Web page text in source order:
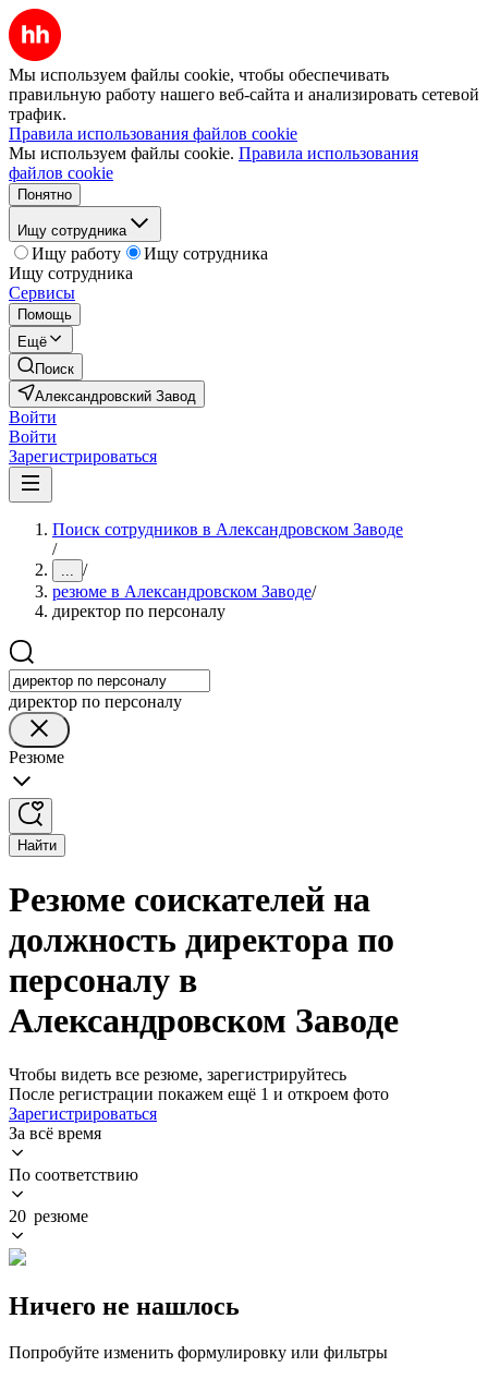
Мы используем файлы cookie, чтобы обеспечивать
правильную работу нашего веб-сайта и анализировать сетевой
трафик.
Правила использования файлов cookie
Мы используем файлы cookie. Правила использования
файлов cookie
Понятно
Ищу сотрудника
Ищу работу
Ищу сотрудника
Ищу сотрудника
Сервисы
Помощь
Ещё
Поиск
Александровский Завод
Войти
Войти
Зарегистрироваться
Поиск сотрудников в Александровском Заводе
/
... /
резюме в Александровском Заводе/
директор по персоналу
директор по персоналу
Резюме
Найти
Резюме соискателей на
должность директора по
персоналу в
Александровском Заводе
Чтобы видеть все резюме, зарегистрируйтесь
После регистрации покажем ещё 1 и откроем фото
Зарегистрироваться
За всё время
По соответствию
20 резюме
Ничего не нашлось
Попробуйте изменить формулировку или фильтры